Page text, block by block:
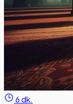
6 dk.